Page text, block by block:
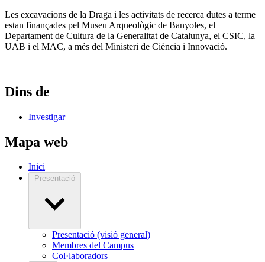
Les excavacions de la Draga i les activitats de recerca dutes a terme
estan finançades pel Museu Arqueològic de Banyoles, el
Departament de Cultura de la Generalitat de Catalunya, el CSIC, la
UAB i el MAC, a més del Ministeri de Ciència i Innovació.
Dins de
Investigar
Mapa web
Inici
Presentació
Presentació (visió general)
Membres del Campus
Col·laboradors